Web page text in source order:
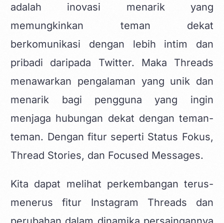
adalah inovasi menarik yang
memungkinkan teman dekat
berkomunikasi dengan lebih intim dan
pribadi daripada Twitter. Maka Threads
menawarkan pengalaman yang unik dan
menarik bagi pengguna yang ingin
menjaga hubungan dekat dengan teman-
teman. Dengan fitur seperti Status Fokus,
Thread Stories, dan Focused Messages.
Kita dapat melihat perkembangan terus-
menerus fitur Instagram Threads dan